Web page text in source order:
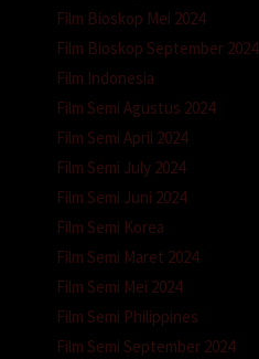
Film Bioskop Mei 2024
Film Bioskop September 2024
Film Indonesia
Film Semi Agustus 2024
Film Semi April 2024
Film Semi July 2024
Film Semi Juni 2024
Film Semi Korea
Film Semi Maret 2024
Film Semi Mei 2024
Film Semi Philippines
Film Semi September 2024